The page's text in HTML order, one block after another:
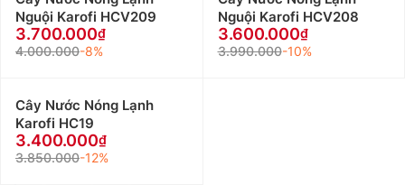
Nguội Karofi HCV209
3.700.000
4.000.000-8%
Nguội Karofi HCV208
3.600.000
3.990.000-10%
Cây Nước Nóng Lạnh
Karofi HC19
3.400.000
3.850.000-12%